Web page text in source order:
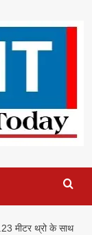
मीटर थ्रो के साथ